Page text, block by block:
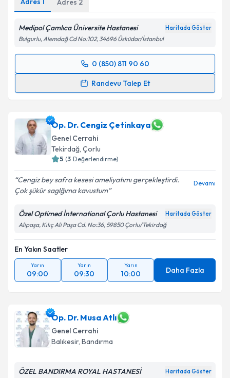
Adres 2
Medipol Çamlıca Üniversite Hastanesi Haritada Göster
Bulgurlu, Alemdağ Cd No:102, 34696 Üsküdar/İstanbul
0 (850) 811 90 60
Randevu Talep Et
Randevu Takvimi Talebi
takvim hazırlandığında e-posta ile bilgilendireceğiz.
E-posta Adresiniz
Kişisel verilerimin işlenmesine ilişkin
kapsamda işlenmesini kabul ediyorum.
Op. Dr. Cengiz Çetinkaya
Genel Cerrahi
Tekirdağ, Çorlu
5 (3 Değerlendirme)
Cengiz bey safra kesesi ameliyatımı gerçekleştirdi.
Çok şükür saglğıma kavustum
Devamı
Özel Optimed İnternational Çorlu Hastanesi Haritada Göster
Alipaşa, Kılıç Ali Paşa Cd. No:36, 59850 Çorlu/Tekirdağ
En Yakın Saatler
Yarın
09:00
Yarın
09:30
Yarın
10:00 Daha Fazla
Op. Dr. Musa Atlı
Genel Cerrahi
Balıkesir, Bandırma
ÖZEL BANDIRMA ROYAL HASTANESİ Haritada Göster